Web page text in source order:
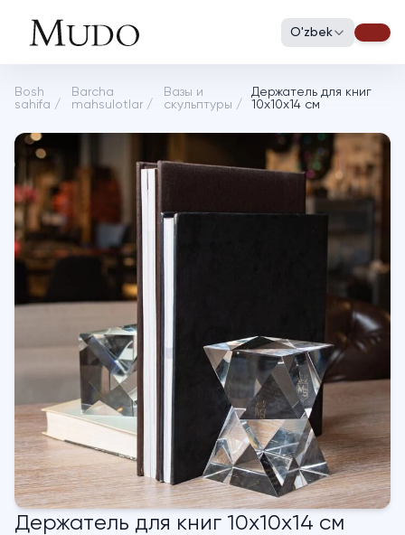
O'zbek
Bosh
sahifa /
Barcha
mahsulotlar /
Вазы и
скульптуры /
Держатель для книг
10х10х14 см
Держатель для книг 10х10х14 см